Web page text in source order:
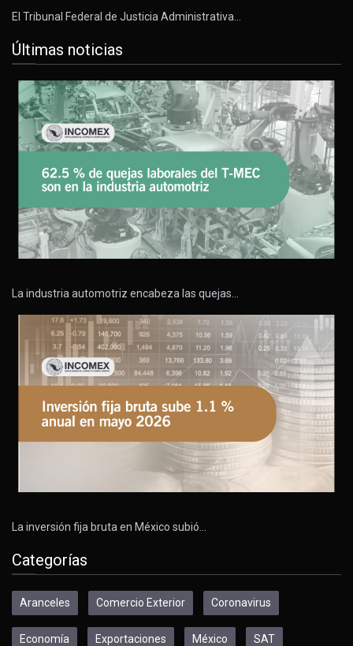
El Tribunal Federal de Justicia Administrativa…
Últimas noticias
La industria automotriz encabeza las quejas…
La inversión fija bruta en México subió…
Categorías
Aranceles Comercio Exterior Coronavirus
Economía Exportaciones México SAT